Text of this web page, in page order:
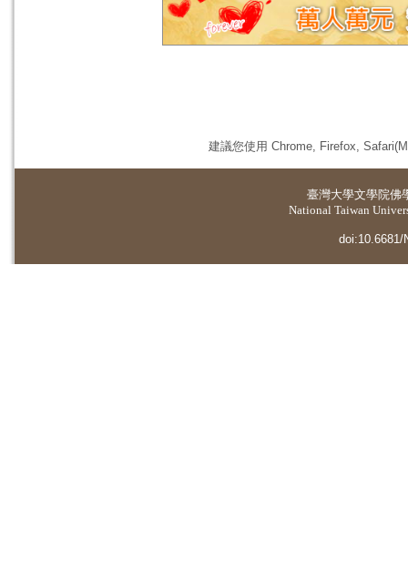
建議您使用 Chrome, Firefox,
臺灣大學文學院佛
National Taiwan
doi:10.6681/